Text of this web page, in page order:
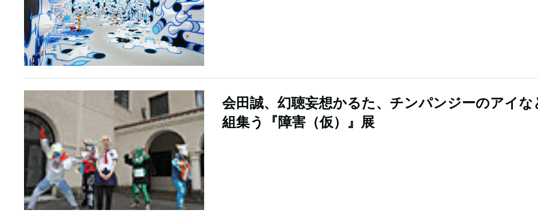
会田誠、幻聴妄想かるた、チンパンジーのアイな
組集う『障害（仮）』展